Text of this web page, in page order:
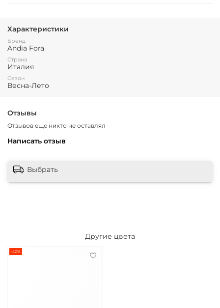
Характеристики
Бренд
Andia Fora
Страна
Италия
Сезон
Весна-Лето
Отзывы
Отзывов еще никто не оставлял
Написать отзыв
Выбрать
Другие цвета
-40%